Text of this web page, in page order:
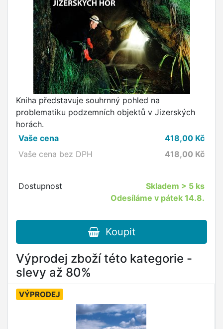
Kniha představuje souhrnný pohled na
problematiku podzemních objektů v Jizerských
horách.
Vaše cena
418,00 Kč
Vaše cena bez DPH
418,00 Kč
Dostupnost Skladem > 5 ks
Odesíláme v pátek 14.8.
Koupit
Výprodej zboží této kategorie -
slevy až 80%
VÝPRODEJ